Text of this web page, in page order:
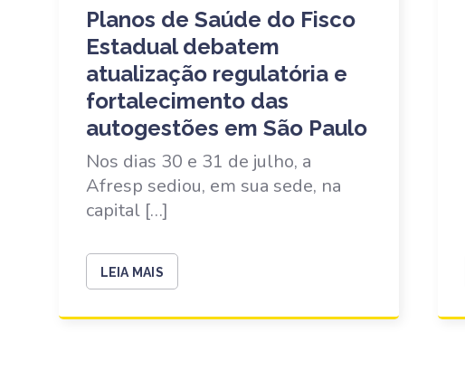
Planos de Saúde do Fisco
Estadual debatem
atualização regulatória e
fortalecimento das
autogestões em São Paulo
Nos dias 30 e 31 de julho, a
Afresp sediou, em sua sede, na
capital […]
LEIA MAIS